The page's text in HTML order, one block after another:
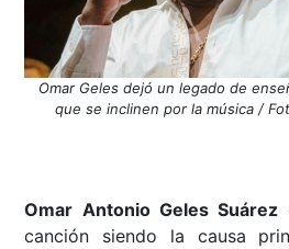
Omar Geles dejó un legado de
que se inclinen por la música /
Omar Antonio Geles Suárez
canción siendo la causa